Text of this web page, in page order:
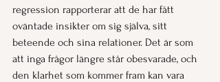
regression rapporterar att de har fått
oväntade insikter om sig själva, sitt
beteende och sina relationer. Det är som
att inga frågor längre står obesvarade, och
den klarhet som kommer fram kan vara